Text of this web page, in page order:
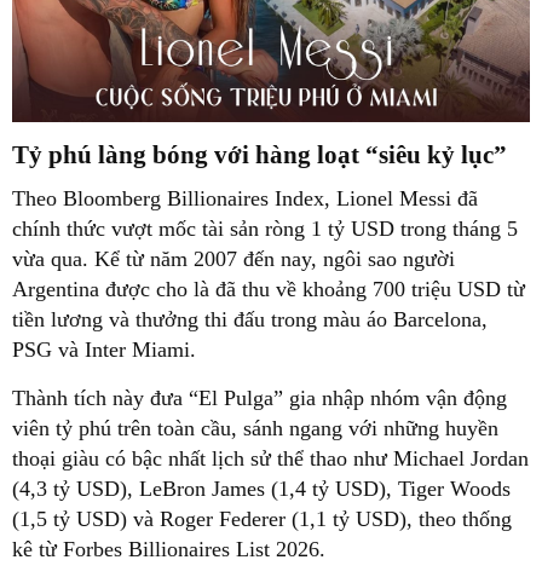
Tỷ phú làng bóng với hàng loạt “siêu kỷ lục”
Theo Bloomberg Billionaires Index, Lionel Messi đã
chính thức vượt mốc tài sản ròng 1 tỷ USD trong tháng 5
vừa qua. Kể từ năm 2007 đến nay, ngôi sao người
Argentina được cho là đã thu về khoảng 700 triệu USD từ
tiền lương và thưởng thi đấu trong màu áo Barcelona,
PSG và Inter Miami.
Thành tích này đưa “El Pulga” gia nhập nhóm vận động
viên tỷ phú trên toàn cầu, sánh ngang với những huyền
thoại giàu có bậc nhất lịch sử thể thao như Michael Jordan
(4,3 tỷ USD), LeBron James (1,4 tỷ USD), Tiger Woods
(1,5 tỷ USD) và Roger Federer (1,1 tỷ USD), theo thống
kê từ Forbes Billionaires List 2026.